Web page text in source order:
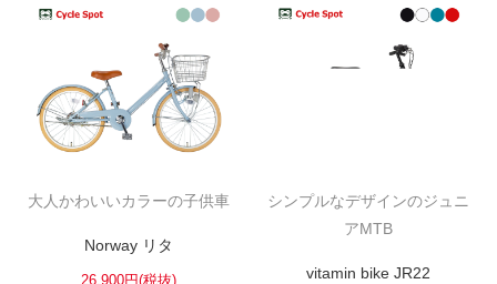
大人かわいいカラーの子供車
Norway リタ
26,900円(税抜)
シンプルなデザインのジュニ
アMTB
vitamin bike JR22